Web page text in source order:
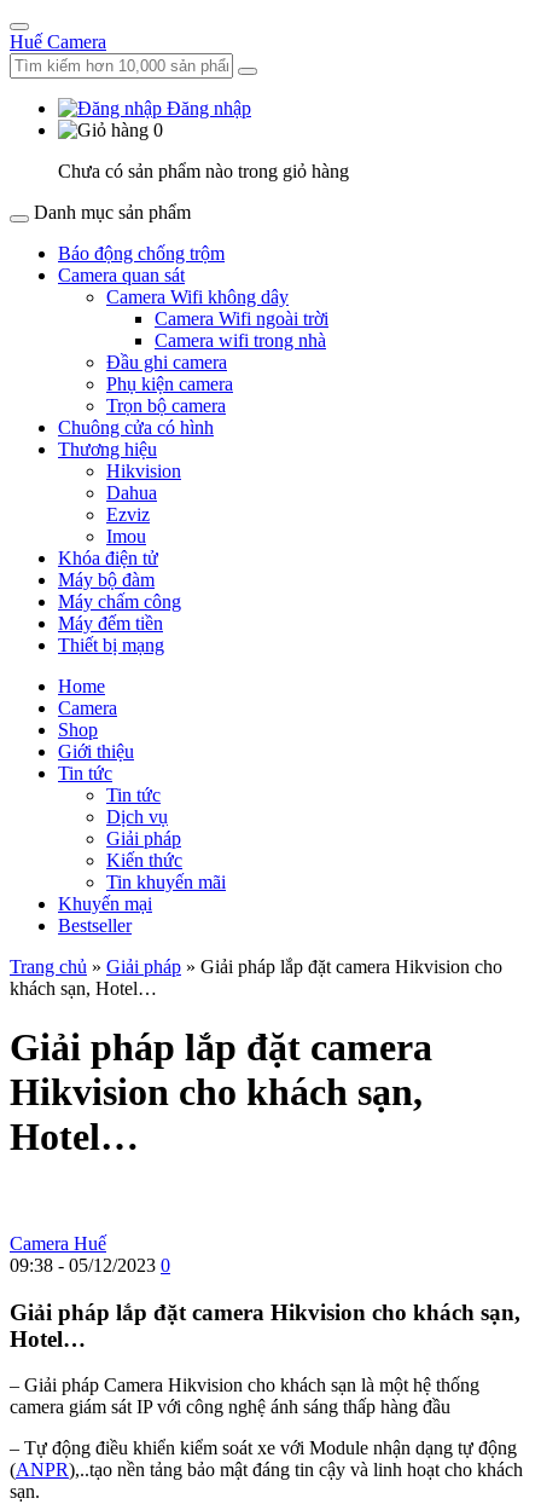
Huế Camera
Đăng nhập
0
Chưa có sản phẩm nào trong giỏ hàng
Danh mục sản phẩm
Báo động chống trộm
Camera quan sát
Camera Wifi không dây
Camera Wifi ngoài trời
Camera wifi trong nhà
Đầu ghi camera
Phụ kiện camera
Trọn bộ camera
Chuông cửa có hình
Thương hiệu
Hikvision
Dahua
Ezviz
Imou
Khóa điện tử
Máy bộ đàm
Máy chấm công
Máy đếm tiền
Thiết bị mạng
Home
Camera
Shop
Giới thiệu
Tin tức
Tin tức
Dịch vụ
Giải pháp
Kiến thức
Tin khuyến mãi
Khuyến mại
Bestseller
Trang chủ » Giải pháp » Giải pháp lắp đặt camera Hikvision cho
khách sạn, Hotel…
Giải pháp lắp đặt camera
Hikvision cho khách sạn,
Hotel…
Camera Huế
09:38 - 05/12/2023 0
Giải pháp lắp đặt camera Hikvision cho khách sạn,
Hotel…
– Giải pháp Camera Hikvision cho khách sạn là một hệ thống
camera giám sát IP với công nghệ ánh sáng thấp hàng đầu
– Tự động điều khiển kiểm soát xe với Module nhận dạng tự động
(ANPR),..tạo nền tảng bảo mật đáng tin cậy và linh hoạt cho khách
sạn.